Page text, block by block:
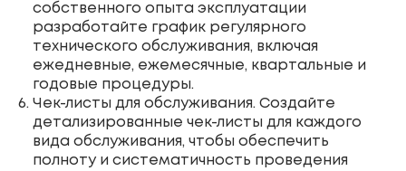
собственного опыта эксплуатации
разработайте график регулярного
технического обслуживания, включая
ежедневные, ежемесячные, квартальные и
годовые процедуры.
Чек-листы для обслуживания. Создайте
детализированные чек-листы для каждого
вида обслуживания, чтобы обеспечить
полноту и систематичность проведения